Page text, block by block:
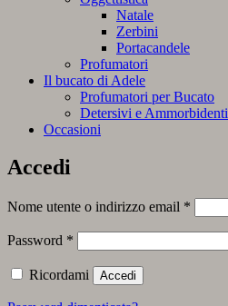
Natale
Zerbini
Portacandele
Profumatori
Il bucato di Adele
Profumatori per Bucato
Detersivi e Ammorbidenti
Occasioni
Accedi
Nome utente o indirizzo email *
Password *
Ricordami Accedi